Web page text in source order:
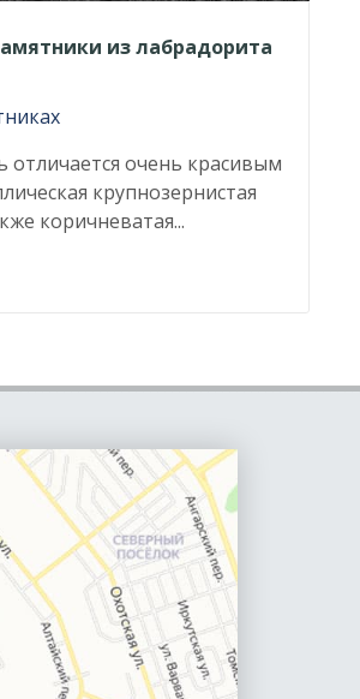
из лабрадорита
очень красивым
крупнозернистая
коричневатая...